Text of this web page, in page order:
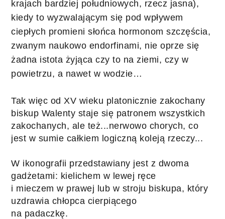
krajach bardziej południowych, rzecz jasna),
kiedy to wyzwalającym się pod wpływem
ciepłych promieni słońca hormonom szczęścia,
zwanym naukowo endorfinami, nie oprze się
żadna istota żyjąca czy to na ziemi, czy w
powietrzu, a nawet w wodzie…
Tak więc od XV wieku platonicznie zakochany
biskup Walenty staje się patronem wszystkich
zakochanych, ale też...nerwowo chorych, co
jest w sumie całkiem logiczną koleją rzeczy...
W ikonografii przedstawiany jest z dwoma
gadżetami: kielichem w lewej ręce
i mieczem w prawej lub w stroju biskupa, który
uzdrawia chłopca cierpiącego
na padaczkę.